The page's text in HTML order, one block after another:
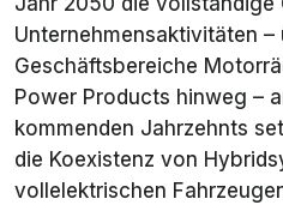
Unternehmensaktivitäten –
Geschäftsbereiche
Power Products hinweg –
kommenden Jahrzehnts
die Koexistenz von
vollelektrischen